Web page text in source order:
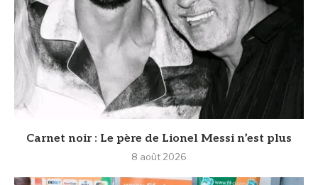
Carnet noir : Le père de Lionel Messi n’est plus
8 août 2026